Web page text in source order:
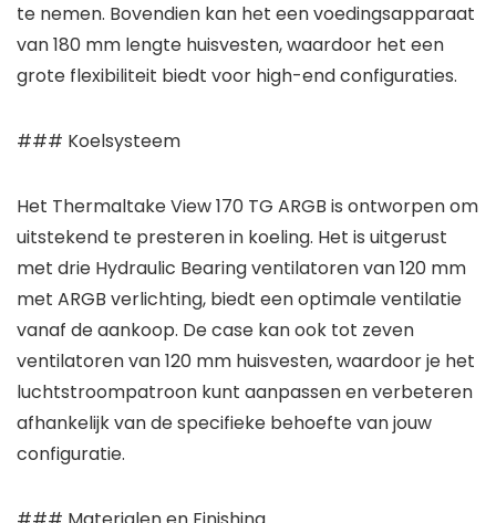
te nemen. Bovendien kan het een voedingsapparaat
van 180 mm lengte huisvesten, waardoor het een
grote flexibiliteit biedt voor high-end configuraties.
### Koelsysteem
Het Thermaltake View 170 TG ARGB is ontworpen om
uitstekend te presteren in koeling. Het is uitgerust
met drie Hydraulic Bearing ventilatoren van 120 mm
met ARGB verlichting, biedt een optimale ventilatie
vanaf de aankoop. De case kan ook tot zeven
ventilatoren van 120 mm huisvesten, waardoor je het
luchtstroompatroon kunt aanpassen en verbeteren
afhankelijk van de specifieke behoefte van jouw
configuratie.